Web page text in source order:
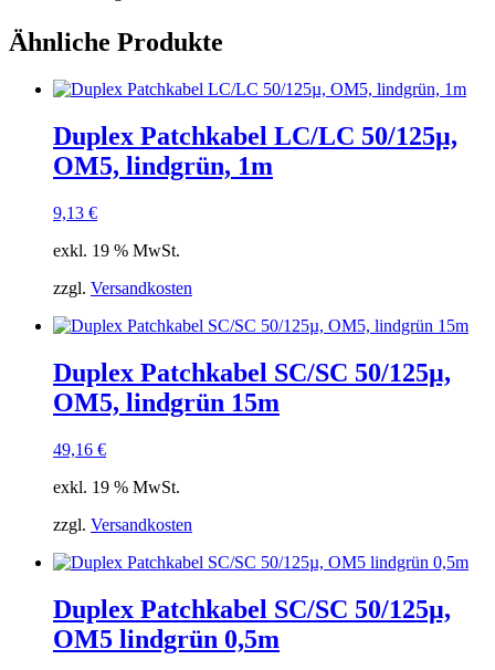
Ähnliche Produkte
Duplex Patchkabel LC/LC 50/125µ,
OM5, lindgrün, 1m
9,13 €
exkl. 19 % MwSt.
zzgl. Versandkosten
Duplex Patchkabel SC/SC 50/125µ,
OM5, lindgrün 15m
49,16 €
exkl. 19 % MwSt.
zzgl. Versandkosten
Duplex Patchkabel SC/SC 50/125µ,
OM5 lindgrün 0,5m